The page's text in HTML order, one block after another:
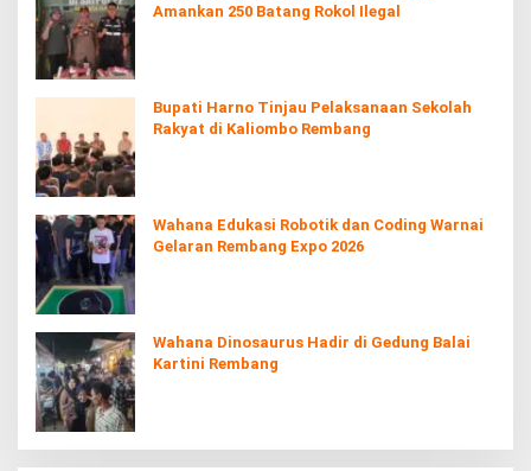
Amankan 250 Batang Rokol Ilegal
Bupati Harno Tinjau Pelaksanaan Sekolah
Rakyat di Kaliombo Rembang
Wahana Edukasi Robotik dan Coding Warnai
Gelaran Rembang Expo 2026
Wahana Dinosaurus Hadir di Gedung Balai
Kartini Rembang